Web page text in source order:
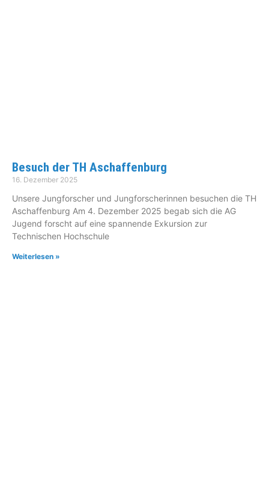
Besuch der TH Aschaffenburg
16. Dezember 2025
Unsere Jungforscher und Jungforscherinnen besuchen die TH
Aschaffenburg Am 4. Dezember 2025 begab sich die AG
Jugend forscht auf eine spannende Exkursion zur
Technischen Hochschule
Weiterlesen »